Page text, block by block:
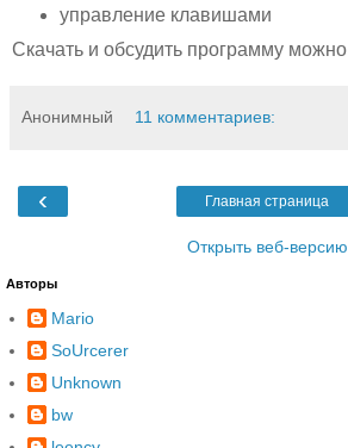
управление клавишами
Скачать и обсудить программу можно
Анонимный 11 комментариев:
‹ Главная страница
Открыть веб-версию
Авторы
Mario
SoUrcerer
Unknown
bw